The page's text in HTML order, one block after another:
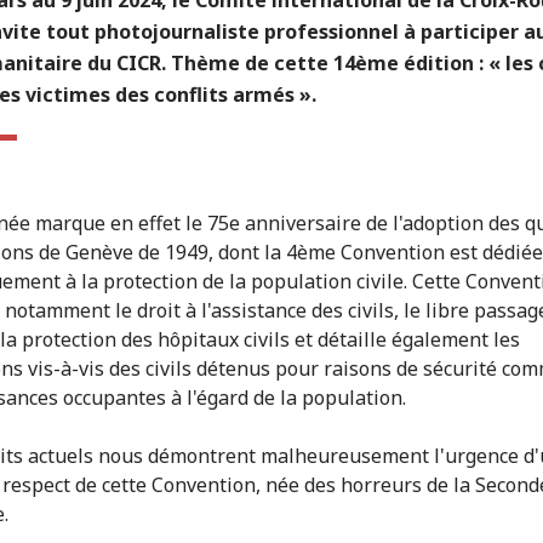
tout photojournaliste professionnel à participer
du CICR. Thème de cette 14ème édition : « les
victimes des conflits armés ».
marque en effet le 75e anniversaire de l'adoption des
de Genève de 1949, dont la 4ème Convention est dédiée
à la protection de la population civile. Cette
notamment le droit à l'assistance des civils, le libre
protection des hôpitaux civils et détaille également les
vis-à-vis des civils détenus pour raisons de sécurité
occupantes à l'égard de la population.
actuels nous démontrent malheureusement l'urgence
de cette Convention, née des horreurs de la